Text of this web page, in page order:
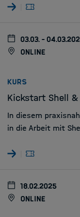
03.03. -
online
KURS:
Kickstart Shell
In diesem
in die Arbeit mit
18.02.2025
online